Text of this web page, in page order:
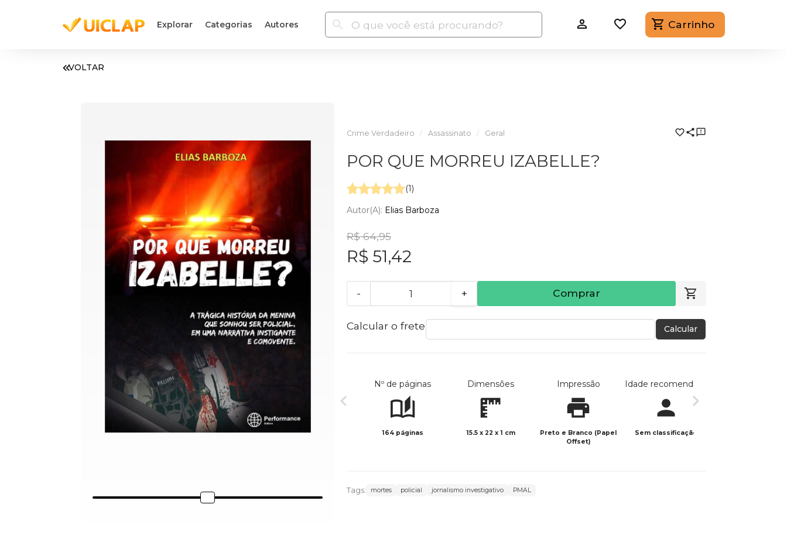
Explorar Categorias Autores Carrinho
VOLTAR
Crime Verdadeiro Assassinato Geral
POR QUE MORREU IZABELLE?
(1)
Autor(a): Elias Barboza
R$ 64,95
R$ 51,42
- + Comprar
Calcular o frete Calcular
Nº de páginas
164 páginas
Dimensões
15.5 x 22 x 1 cm
Impressão
Preto e Branco (Papel
Offset)
Idade recomendada
Sem classificação
Tags: mortes policial jornalismo investigativo PMAL